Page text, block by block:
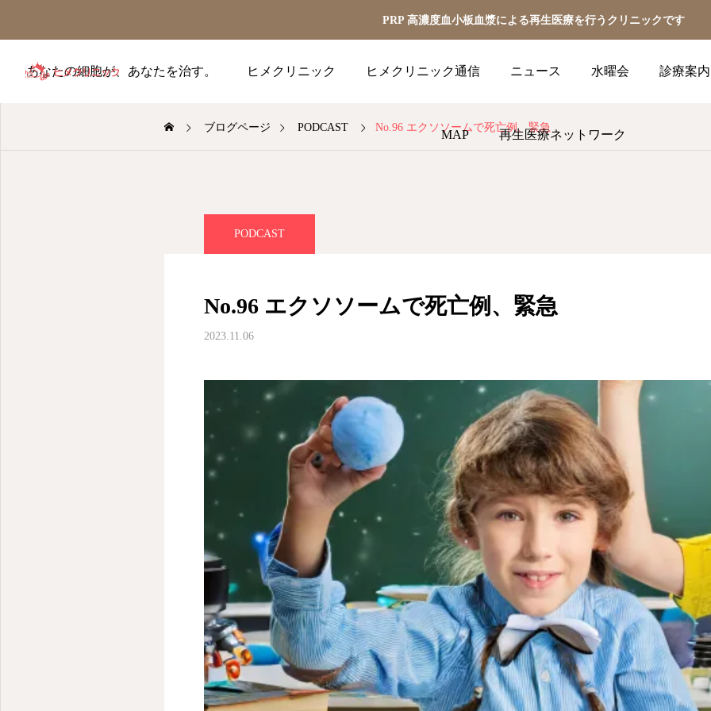
PRP 高濃度血小板血漿による再生医療を行うクリニックです
あなたの細胞が、あなたを治す。 ヒメクリニック ヒメクリニック通信 ニュース 水曜会 診療案内
MAP 再生医療ネットワーク
ブログページ PODCAST No.96 エクソソームで死亡例、緊急
PODCAST
No.96 エクソソームで死亡例、緊急
2023.11.06